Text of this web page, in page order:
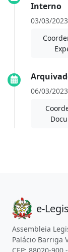
Interno
03/03/2023
06/03/2023
e-Legis
Assembleia
Palácio Barriga